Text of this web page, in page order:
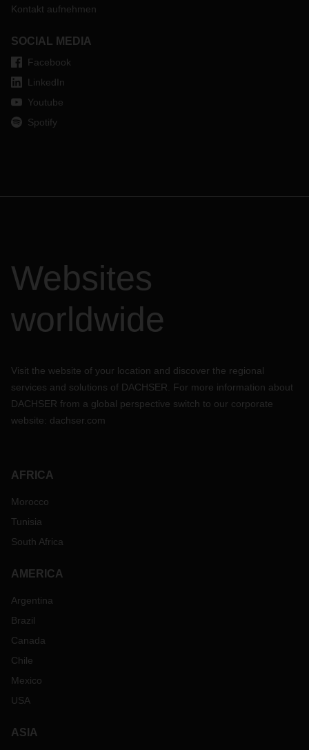
Kontakt aufnehmen
SOCIAL MEDIA
Facebook
LinkedIn
Youtube
Spotify
Websites
worldwide
Visit the website of your location and discover the regional
services and solutions of DACHSER. For more information about
DACHSER from a global perspective switch to our corporate
website: dachser.com
AFRICA
Morocco
Tunisia
South Africa
AMERICA
Argentina
Brazil
Canada
Chile
Mexico
USA
ASIA